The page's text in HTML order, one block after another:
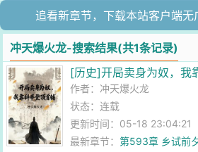
追看新章节，下载本站客户端无
冲天爆火龙-搜索结果(共1条记录)
[历史]开局卖身为奴，我
作者： 冲天爆火龙
状态：连载
更新时间：05-18 23:04:21
最新章节：第593章 乡试前